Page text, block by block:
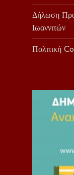
Δήλωση
Ιωαννιτών
Πολιτική